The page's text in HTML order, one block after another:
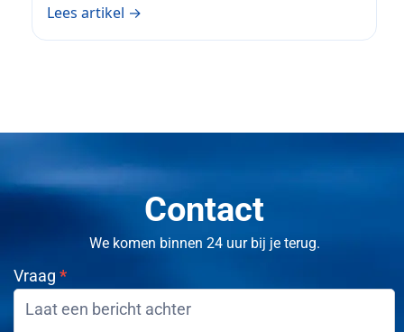
Lees artikel →
Contact
We komen binnen 24 uur bij je terug.
Contact
opnemen
Vraag *